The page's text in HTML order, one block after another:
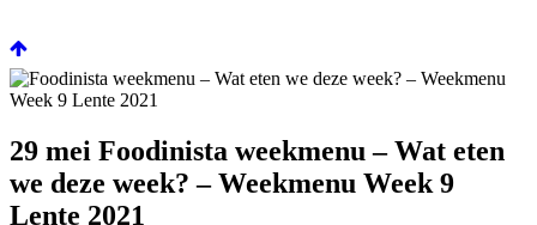
29 mei Foodinista weekmenu – Wat eten
we deze week? – Weekmenu Week 9
Lente 2021